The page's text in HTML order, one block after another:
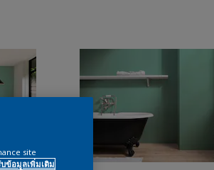
site
ข้อมูลเพิ่มเติม